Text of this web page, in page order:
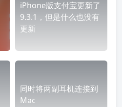
iPhone版支付宝更新了
9.3.1，但是什么也没有
更新
同时将两副耳机连接到
Mac